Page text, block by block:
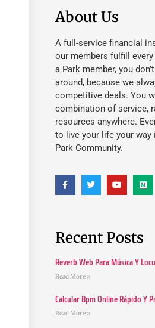
About Us
A full-service financial
our members fulfill
a Park member, you
around, because we
competitive deals. You
combination of service,
resources anywhere.
to live your life your way
Park Community.
Recent Posts
Reverb Web Para Música Y
Read More »
Calcular Bpm Online Rápido Y
Read More »